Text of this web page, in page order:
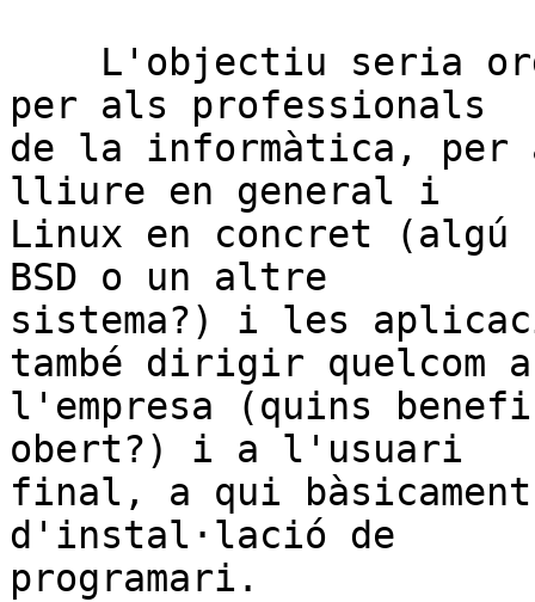
per als professionals
de la informàtica, per
lliure en general i
Linux en concret (algú
BSD o un altre
sistema?) i les
també dirigir quelcom
l'empresa (quins
obert?) i a l'usuari
final, a qui
d'instal·lació de
programari.